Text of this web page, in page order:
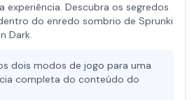
experiência. Descubra os segredos
do enredo sombrio de Sprunki
Dark.
dois modos de jogo para uma
completa do conteúdo do